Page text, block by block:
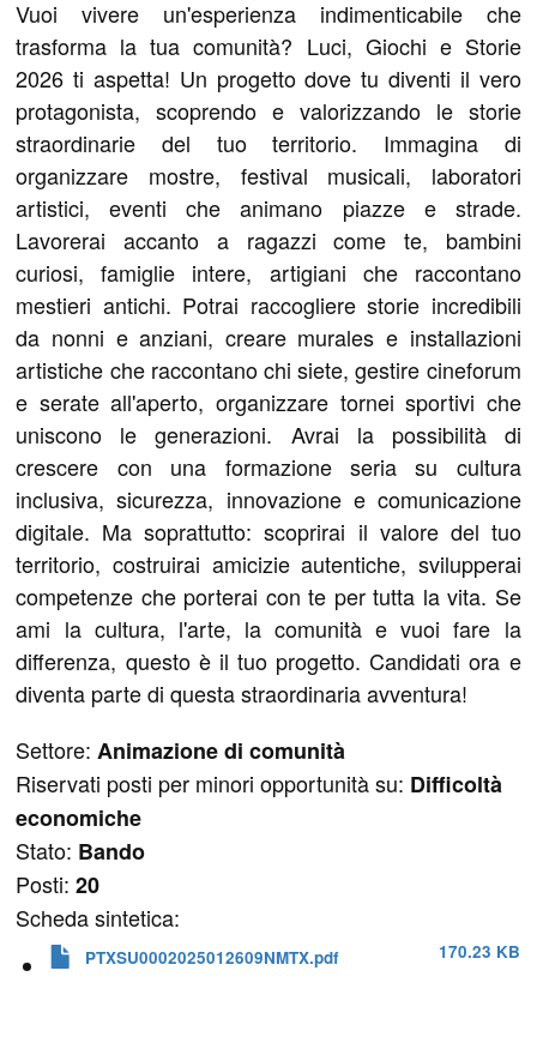
Vuoi vivere un'esperienza indimenticabile che
trasforma la tua comunità? Luci, Giochi e Storie
2026 ti aspetta! Un progetto dove tu diventi il vero
protagonista, scoprendo e valorizzando le storie
straordinarie del tuo territorio. Immagina di
organizzare mostre, festival musicali, laboratori
artistici, eventi che animano piazze e strade.
Lavorerai accanto a ragazzi come te, bambini
curiosi, famiglie intere, artigiani che raccontano
mestieri antichi. Potrai raccogliere storie incredibili
da nonni e anziani, creare murales e installazioni
artistiche che raccontano chi siete, gestire cineforum
e serate all'aperto, organizzare tornei sportivi che
uniscono le generazioni. Avrai la possibilità di
crescere con una formazione seria su cultura
inclusiva, sicurezza, innovazione e comunicazione
digitale. Ma soprattutto: scoprirai il valore del tuo
territorio, costruirai amicizie autentiche, svilupperai
competenze che porterai con te per tutta la vita. Se
ami la cultura, l'arte, la comunità e vuoi fare la
differenza, questo è il tuo progetto. Candidati ora e
diventa parte di questa straordinaria avventura!
Settore:Animazione di comunità
Riservati posti per minori opportunità su: Difficoltà
economiche
Stato: Bando
Posti:20
Scheda sintetica:
PTXSU0002025012609NMTX.pdf 170.23 KB